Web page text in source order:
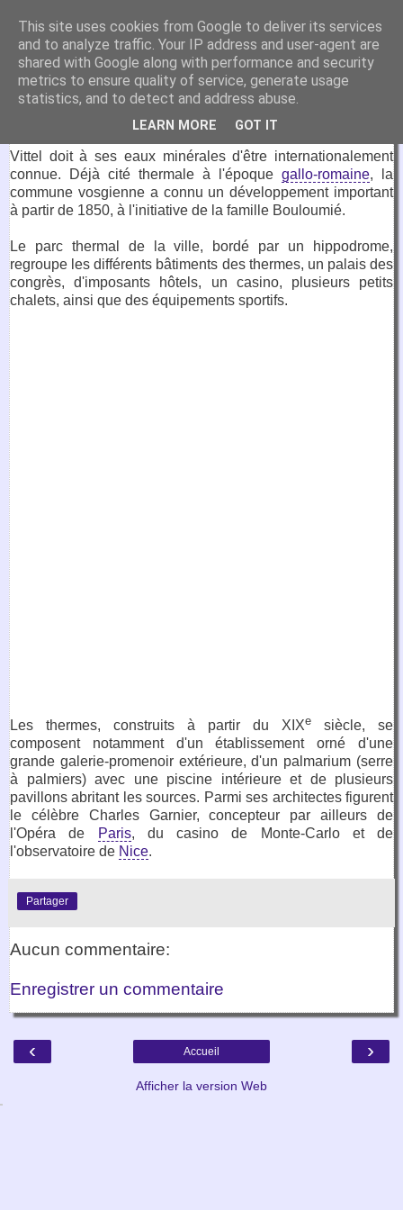
VirtuaFrance
Visitez la France depuis votre fauteuil.
4 juillet 2017
Parc thermal, Vittel
Vittel doit à ses eaux minérales d'être internationalement
connue. Déjà cité thermale à l'époque gallo-romaine, la
commune vosgienne a connu un développement important
à partir de 1850, à l'initiative de la famille Bouloumié.
Le parc thermal de la ville, bordé par un hippodrome,
regroupe les différents bâtiments des thermes, un palais des
congrès, d'imposants hôtels, un casino, plusieurs petits
chalets, ainsi que des équipements sportifs.
Les thermes, construits à partir du XIXe siècle, se
composent notamment d'un établissement orné d'une
grande galerie-promenoir extérieure, d'un palmarium (serre
à palmiers) avec une piscine intérieure et de plusieurs
pavillons abritant les sources. Parmi ses architectes figurent
le célèbre Charles Garnier, concepteur par ailleurs de
l'Opéra de
Paris, du casino de Monte-Carlo et de
l'observatoire de Nice.
Partager
Aucun commentaire:
Enregistrer un commentaire
‹ ›
Accueil
Afficher la version Web
This site uses cookies from Google to deliver its services
and to analyze traffic. Your IP address and user-agent are
shared with Google along with performance and security
metrics to ensure quality of service, generate usage
statistics, and to detect and address abuse.
LEARN MORE GOT IT